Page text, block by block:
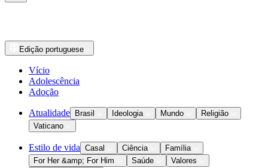
Edição portuguese
Vício
Adolescência
Adoção
Atualidade Brasil Ideologia Mundo
Religião
Vaticano
Estilo de vida Casal Ciência
Família
For Her &amp; For Him
Saúde
Valores